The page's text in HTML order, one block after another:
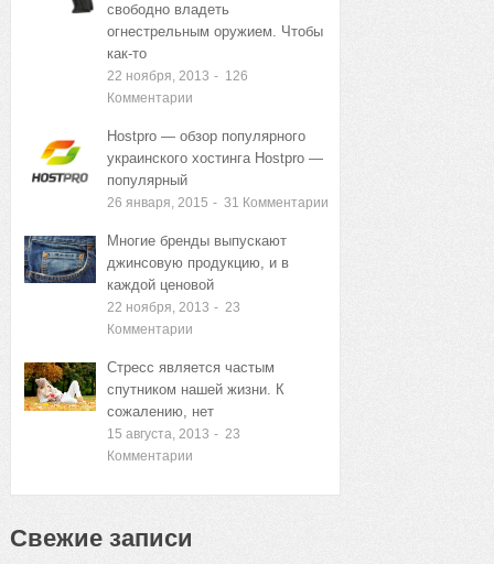
свободно владеть
огнестрельным оружием. Чтобы
как-то
22 ноября, 2013 - 126
Комментарии
Hostpro — обзор популярного
украинского хостинга Hostpro —
популярный
26 января, 2015 - 31 Комментарии
Многие бренды выпускают
джинсовую продукцию, и в
каждой ценовой
22 ноября, 2013 - 23
Комментарии
Стресс является частым
спутником нашей жизни. К
сожалению, нет
15 августа, 2013 - 23
Комментарии
Свежие записи